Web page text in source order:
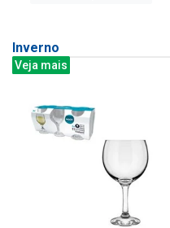
Inverno
Veja mais